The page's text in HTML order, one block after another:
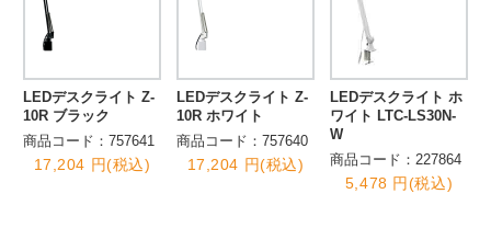
LEDデスクライト Z-
10R ブラック
商品コード：757641
17,204 円(税込)
LEDデスクライト Z-
10R ホワイト
商品コード：757640
17,204 円(税込)
LEDデスクライト ホ
ワイト LTC-LS30N-
W
商品コード：227864
5,478 円(税込)